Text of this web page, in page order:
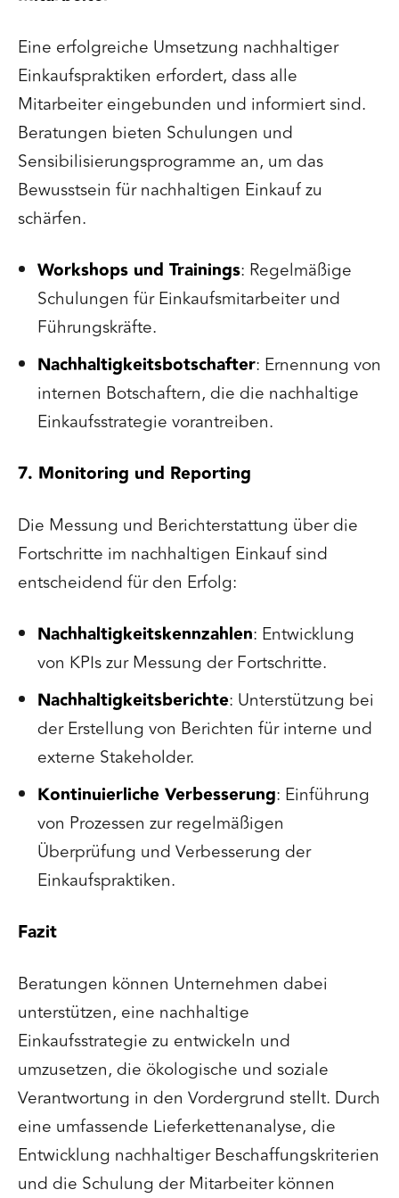
Eine erfolgreiche Umsetzung nachhaltiger
Einkaufspraktiken erfordert, dass alle
Mitarbeiter eingebunden und informiert sind.
Beratungen bieten Schulungen und
Sensibilisierungsprogramme an, um das
Bewusstsein für nachhaltigen Einkauf zu
schärfen.
Workshops und Trainings: Regelmäßige
Schulungen für Einkaufsmitarbeiter und
Führungskräfte.
Nachhaltigkeitsbotschafter: Ernennung von
internen Botschaftern, die die nachhaltige
Einkaufsstrategie vorantreiben.
7. Monitoring und Reporting
Die Messung und Berichterstattung über die
Fortschritte im nachhaltigen Einkauf sind
entscheidend für den Erfolg:
Nachhaltigkeitskennzahlen: Entwicklung
von KPIs zur Messung der Fortschritte.
Nachhaltigkeitsberichte: Unterstützung bei
der Erstellung von Berichten für interne und
externe Stakeholder.
Kontinuierliche Verbesserung: Einführung
von Prozessen zur regelmäßigen
Überprüfung und Verbesserung der
Einkaufspraktiken.
Fazit
Beratungen können Unternehmen dabei
unterstützen, eine nachhaltige
Einkaufsstrategie zu entwickeln und
umzusetzen, die ökologische und soziale
Verantwortung in den Vordergrund stellt. Durch
eine umfassende Lieferkettenanalyse, die
Entwicklung nachhaltiger Beschaffungskriterien
und die Schulung der Mitarbeiter können